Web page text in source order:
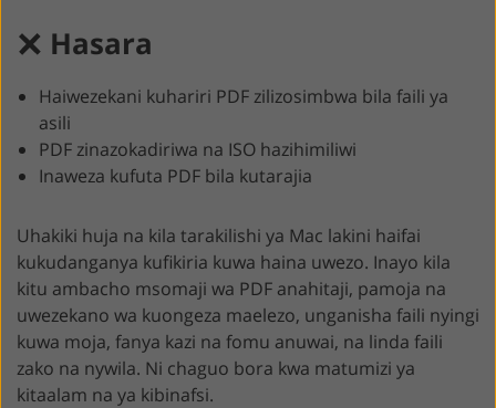
Hasara
Haiwezekani kuhariri PDF zilizosimbwa bila faili ya
asili
PDF zinazokadiriwa na ISO hazihimiliwi
Inaweza kufuta PDF bila kutarajia
Uhakiki huja na kila tarakilishi ya Mac lakini haifai
kukudanganya kufikiria kuwa haina uwezo. Inayo kila
kitu ambacho msomaji wa PDF anahitaji, pamoja na
uwezekano wa kuongeza maelezo, unganisha faili nyingi
kuwa moja, fanya kazi na fomu anuwai, na linda faili
zako na nywila. Ni chaguo bora kwa matumizi ya
kitaalam na ya kibinafsi.